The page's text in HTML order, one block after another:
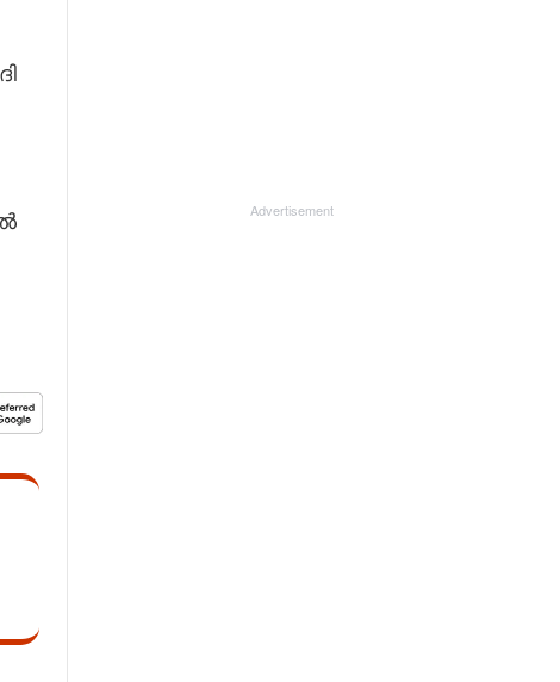
Advertisement